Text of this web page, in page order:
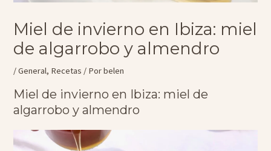
Miel de invierno en Ibiza: miel
de algarrobo y almendro
/General, Recetas / Porbelen
Miel de invierno en Ibiza: miel de
algarrobo y almendro